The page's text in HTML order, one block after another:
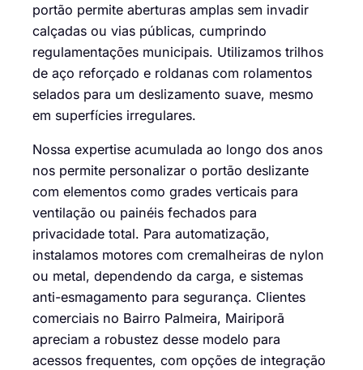
portão permite aberturas amplas sem invadir
calçadas ou vias públicas, cumprindo
regulamentações municipais. Utilizamos trilhos
de aço reforçado e roldanas com rolamentos
selados para um deslizamento suave, mesmo
em superfícies irregulares.
Nossa expertise acumulada ao longo dos anos
nos permite personalizar o portão deslizante
com elementos como grades verticais para
ventilação ou painéis fechados para
privacidade total. Para automatização,
instalamos motores com cremalheiras de nylon
ou metal, dependendo da carga, e sistemas
anti-esmagamento para segurança. Clientes
comerciais no Bairro Palmeira, Mairiporã
apreciam a robustez desse modelo para
acessos frequentes, com opções de integração